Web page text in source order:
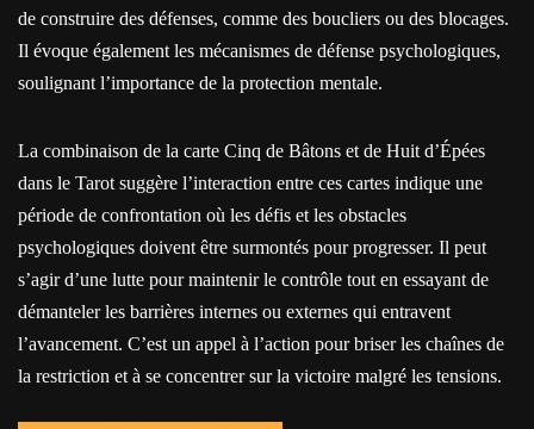
de construire des défenses, comme des boucliers ou des blocages.
Il évoque également les mécanismes de défense psychologiques,
soulignant l’importance de la protection mentale.
La combinaison de la carte Cinq de Bâtons et de Huit d’Épées
dans le Tarot suggère l’interaction entre ces cartes indique une
période de confrontation où les défis et les obstacles
psychologiques doivent être surmontés pour progresser. Il peut
s’agir d’une lutte pour maintenir le contrôle tout en essayant de
démanteler les barrières internes ou externes qui entravent
l’avancement. C’est un appel à l’action pour briser les chaînes de
la restriction et à se concentrer sur la victoire malgré les tensions.